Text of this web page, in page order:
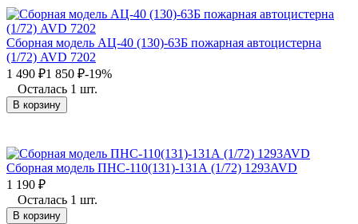
Сборная модель АЦ-40 (130)-63Б пожарная автоцистерна
(1/72) AVD 7202
1 490 ₽1 850 ₽-19%
Осталась 1 шт.
В корзину
Сборная модель ПНС-110(131)-131А (1/72) 1293AVD
1 190 ₽
Осталась 1 шт.
В корзину